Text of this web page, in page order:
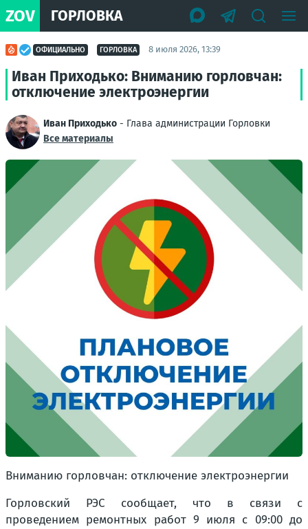
ZOV ГОРЛОВКА
ОФИЦИАЛЬНО ГОРЛОВКА 8 июля 2026, 13:39
Иван Приходько: Вниманию горловчан:
отключение электроэнергии
Иван Приходько - Глава администрации Горловки
Все материалы
Вниманию горловчан: отключение электроэнергии
Горловский РЭС сообщает, что в связи с
проведением ремонтных работ 9 июля с 09:00 до